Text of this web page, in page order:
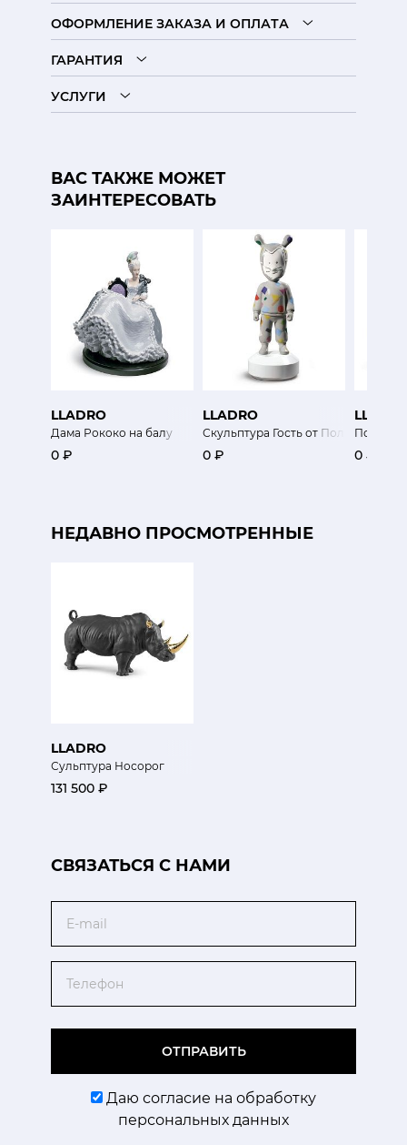
ОФОРМЛЕНИЕ ЗАКАЗА И ОПЛАТА
ГАРАНТИЯ
УСЛУГИ
ВАС ТАКЖЕ МОЖЕТ
ЗАИНТЕРЕСОВАТЬ
LLADRO
Дама Рококо на балу
0 ₽
LLADRO
Скульптура Гость от Пол Смит
0 ₽ 0 ₽
НЕДАВНО ПРОСМОТРЕННЫЕ
LLADRO
Сульптура Носорог
131 500 ₽
CВЯЗАТЬСЯ С НАМИ
ОТПРАВИТЬ
Даю согласие на обработку
персональных данных